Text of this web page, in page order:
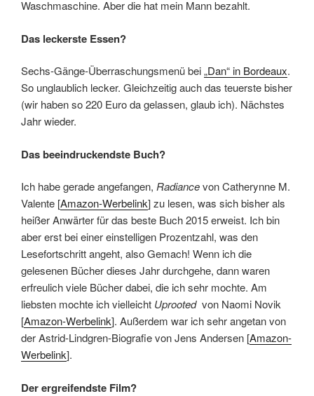
Waschmaschine. Aber die hat mein Mann bezahlt.
Das leckerste Essen?
Sechs-Gänge-Überraschungsmenü bei„Dan“ in Bordeaux.
So unglaublich lecker. Gleichzeitig auch das teuerste bisher
(wir haben so 220 Euro da gelassen, glaub ich). Nächstes
Jahr wieder.
Das beeindruckendste Buch?
Ich habe gerade angefangen, Radiancevon Catherynne M.
Valente [Amazon-Werbelink] zu lesen, was sich bisher als
heißer Anwärter für das beste Buch 2015 erweist. Ich bin
aber erst bei einer einstelligen Prozentzahl, was den
Lesefortschritt angeht, also Gemach! Wenn ich die
gelesenen Bücher dieses Jahr durchgehe, dann waren
erfreulich viele Bücher dabei, die ich sehr mochte. Am
liebsten mochte ich vielleicht Uprooted von Naomi Novik
[Amazon-Werbelink]. Außerdem war ich sehr angetan von
der Astrid-Lindgren-Biografie von Jens Andersen [Amazon-
Werbelink].
Der ergreifendste Film?